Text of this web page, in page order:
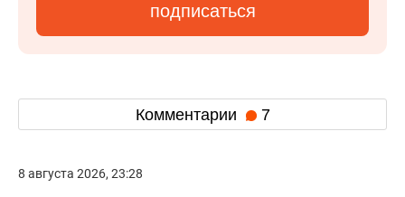
подписаться
Комментарии 7
8 августа 2026, 23:28